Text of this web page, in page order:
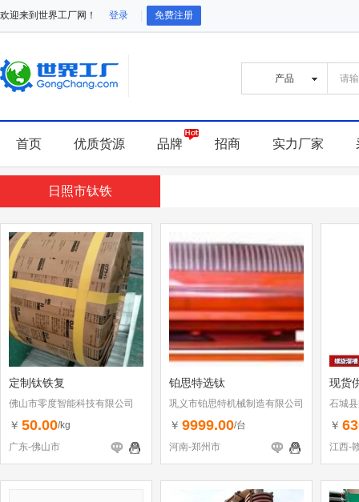
欢迎来到世界工厂网！ 登录 免费注册
首页 优质货源 品牌 招商 实力厂家
日照市钛铁
定制钛铁复
佛山市零度智能科技有限公司
￥ 50.00/kg
广东-佛山市
铂思特选钛
巩义市铂思特机械制造有限公司
￥ 9999.00/台
河南-郑州市
现货
石城
￥
江西-